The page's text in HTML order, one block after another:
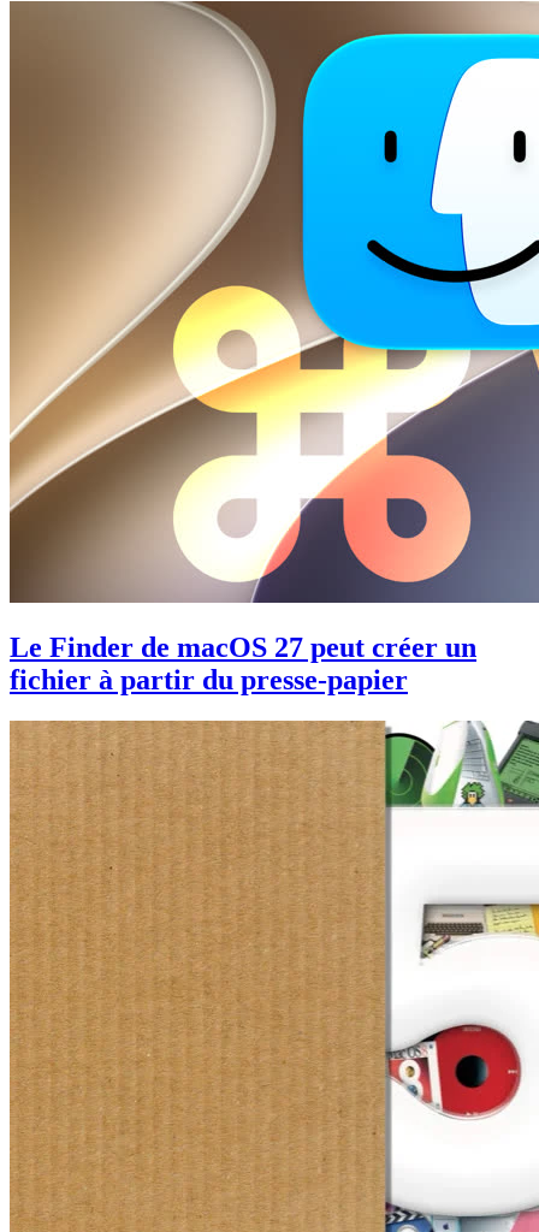
Le Finder de macOS 27 peut créer un
fichier à partir du presse-papier